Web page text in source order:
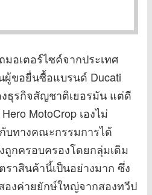
มอเตอร์ไซค์จากประเทศ
ผู้ขอยื่นซื้อแบรนด์ Ducati
งธุรกิจสัญชาติเยอรมัน แต่ดี
MotoCrop เองไม่
บทางคณะกรรมการได้
ถูกครอบครองโดยกลุ่มเดิม
าสินค้านี้เป็นอย่างมาก ซึ่ง
องค่ายยักษ์ใหญ่จากสองทวีป